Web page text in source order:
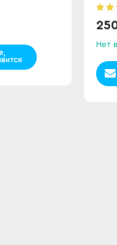
Нет